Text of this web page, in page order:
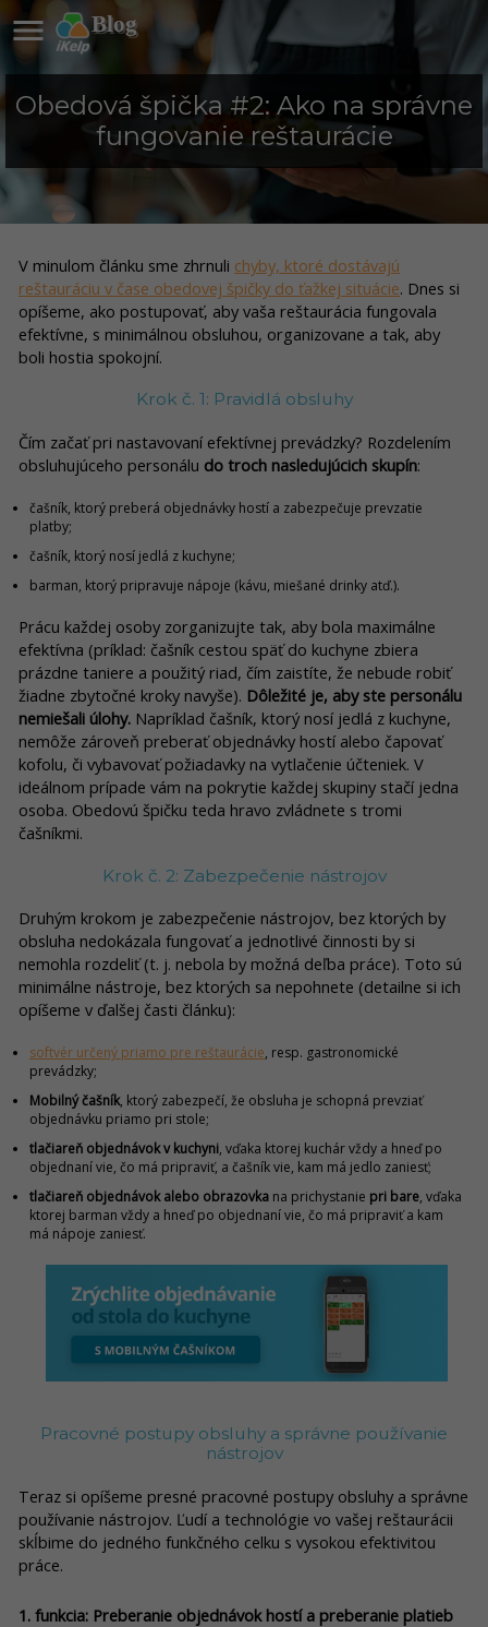
Blog

Obedová špička #2: Ako na správne
fungovanie reštaurácie
V minulom článku sme zhrnuli chyby, ktoré dostávajú
reštauráciu v čase obedovej špičky do ťažkej situácie. Dnes si
opíšeme, ako postupovať, aby vaša reštaurácia fungovala
efektívne, s minimálnou obsluhou, organizovane a tak, aby
boli hostia spokojní.
Krok č. 1: Pravidlá obsluhy
Čím začať pri nastavovaní efektívnej prevádzky? Rozdelením
obsluhujúceho personálu do troch nasledujúcich skupín:
čašník, ktorý preberá objednávky hostí a zabezpečuje prevzatie
platby;
čašník, ktorý nosí jedlá z kuchyne;
barman, ktorý pripravuje nápoje (kávu, miešané drinky atď.).
Prácu každej osoby zorganizujte tak, aby bola maximálne
efektívna (príklad: čašník cestou späť do kuchyne zbiera
prázdne taniere a použitý riad, čím zaistíte, že nebude robiť
žiadne zbytočné kroky navyše). Dôležité je, aby ste personálu
nemiešali úlohy. Napríklad čašník, ktorý nosí jedlá z kuchyne,
nemôže zároveň preberať objednávky hostí alebo čapovať
kofolu, či vybavovať požiadavky na vytlačenie účteniek. V
ideálnom prípade vám na pokrytie každej skupiny stačí jedna
osoba. Obedovú špičku teda hravo zvládnete s tromi
čašníkmi.
Krok č. 2: Zabezpečenie nástrojov
Druhým krokom je zabezpečenie nástrojov, bez ktorých by
obsluha nedokázala fungovať a jednotlivé činnosti by si
nemohla rozdeliť (t. j. nebola by možná deľba práce). Toto sú
minimálne nástroje, bez ktorých sa nepohnete (detailne si ich
opíšeme v ďalšej časti článku):
softvér určený priamo pre reštaurácie, resp. gastronomické
prevádzky;
Mobilný čašník, ktorý zabezpečí, že obsluha je schopná prevziať
objednávku priamo pri stole;
tlačiareň objednávok v kuchyni, vďaka ktorej kuchár vždy a hneď po
objednaní vie, čo má pripraviť, a čašník vie, kam má jedlo zaniesť;
tlačiareň objednávok alebo obrazovka na prichystanie pri bare, vďaka
ktorej barman vždy a hneď po objednaní vie, čo má pripraviť a kam
má nápoje zaniesť.
Pracovné postupy obsluhy a správne používanie
nástrojov
Teraz si opíšeme presné pracovné postupy obsluhy a správne
používanie nástrojov. Ľudí a technológie vo vašej reštaurácii
skĺbime do jedného funkčného celku s vysokou efektivitou
práce.
1. funkcia: Preberanie objednávok hostí a preberanie platieb